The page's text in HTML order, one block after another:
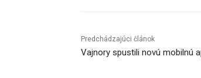
Predchádzajúci článok
Vajnory spustili novú mobilnú